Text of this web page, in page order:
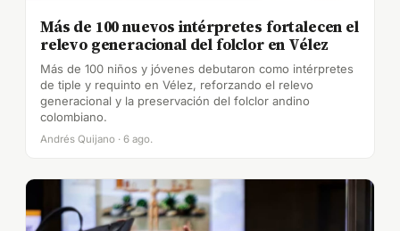
Más de 100 nuevos intérpretes fortalecen el
relevo generacional del folclor en Vélez
Más de 100 niños y jóvenes debutaron como intérpretes
de tiple y requinto en Vélez, reforzando el relevo
generacional y la preservación del folclor andino
colombiano.
Andrés Quijano · 6 ago.